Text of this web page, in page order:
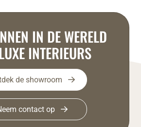
IN DE WERELD
INTERIEURS
de showroom
contact op